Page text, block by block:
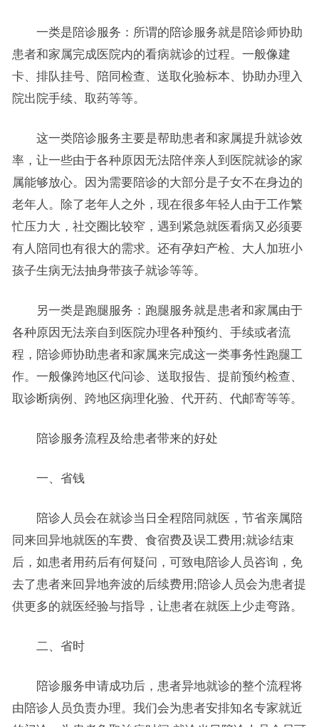
一类是陪诊服务：所谓的陪诊服务就是陪诊师协助
患者和家属完成医院内的看病就诊的过程。一般像建
卡、排队挂号、陪同检查、送取化验标本、协助办理入
院出院手续、取药等等。
这一类陪诊服务主要是帮助患者和家属提升就诊效
率，让一些由于各种原因无法陪伴亲人到医院就诊的家
属能够放心。因为需要陪诊的大部分是子女不在身边的
老年人。除了老年人之外，现在很多年轻人由于工作繁
忙压力大，社交圈比较窄，遇到紧急就医看病又必须要
有人陪同也有很大的需求。还有孕妇产检、大人加班小
孩子生病无法抽身带孩子就诊等等。
另一类是跑腿服务：跑腿服务就是患者和家属由于
各种原因无法亲自到医院办理各种预约、手续或者流
程，陪诊师协助患者和家属来完成这一类事务性跑腿工
作。一般像跨地区代问诊、送取报告、提前预约检查、
取诊断病例、跨地区病理化验、代开药、代邮寄等等。
陪诊服务流程及给患者带来的好处
一、省钱
陪诊人员会在就诊当日全程陪同就医，节省亲属陪
同来回异地就医的车费、食宿费及误工费用;就诊结束
后，如患者用药后有何疑问，可致电陪诊人员咨询，免
去了患者来回异地奔波的后续费用;陪诊人员会为患者提
供更多的就医经验与指导，让患者在就医上少走弯路。
二、省时
陪诊服务申请成功后，患者异地就诊的整个流程将
由陪诊人员负责办理。我们会为患者安排知名专家就近